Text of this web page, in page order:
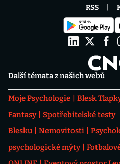
Další témata z našich webů
Moje Psychologie Blesk
Fantasy
Spotřebitelské testy
Blesku
Nemovitosti
psychologické mýty
RSS